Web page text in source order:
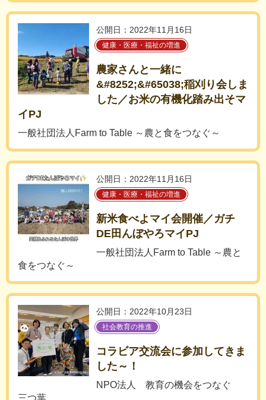
公開日：2022年11月16日
健康・医療・福祉の増進
農家さんと一緒に
&#8252;&#65038;稲刈り会しま
した／お米の有機化踏み出そマ
イPJ
一般社団法人Farm to Table ～農と食をつなぐ～
公開日：2022年11月16日
健康・医療・福祉の増進
新米食べよマイ会開催／ガチ
DE田んぼやろマイPJ
一般社団法人Farm to Table ～農と
食をつなぐ～
公開日：2022年10月23日
社会教育の推進
コラビア交流会に参加してきま
した～！
NPO法人 教育の機会をつなぐ
三つ葉